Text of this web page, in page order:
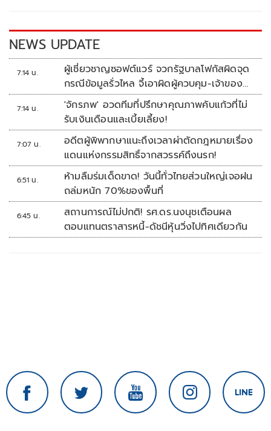
k k
NEWS UPDATE
7:14 น.
ผู้เชี่ยวชาญซอฟต์แวร์ จวกรัฐบาลโฟกัสผิดจุด
กรณีข้อมูลรั่วไหล จี้เอาผิดผู้ควบคุม-เจ้าของ
ระบบตามกฎหมาย PDPA
7:14 น.
'จักรภพ' อวดทีมที่ปรึกษาคุณภาพคับแก้วที่ไม่
รับเงินเดือนและเบี้ยเลี้ยง!
7:07 น.
อดีตผู้พิพากษาแนะถึงเวลาผ่าตัดกฎหมายเรื่อง
แดนแห่งกรรมสิทธิ์จากสวรรค์ถึงนรก!
6:51 น.
ห้ามลืมร่มเด็ดขาด! วันนี้ทั่วไทยส่วนใหญ่เจอฝน
ถล่มหนัก 70%ของพื้นที่
6:45 น.
สถานการณ์ไม่ปกติ! รศ.ดร.นงนุชเตือนผล
ตอบแทนตราสารหนี้-ดัชนีหุ้นวิ่งไปทิศเดียวกัน